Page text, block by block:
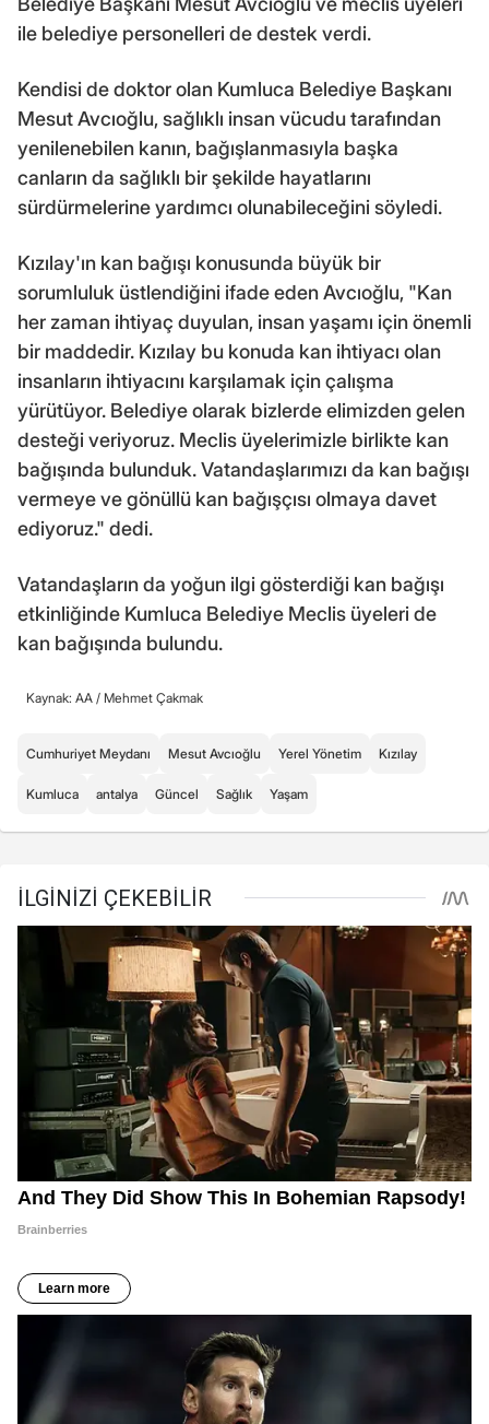
ile belediye personelleri de destek verdi.
Kendisi de doktor olan Kumluca Belediye Başkanı
Mesut Avcıoğlu, sağlıklı insan vücudu tarafından
yenilenebilen kanın, bağışlanmasıyla başka
canların da sağlıklı bir şekilde hayatlarını
sürdürmelerine yardımcı olunabileceğini söyledi.
Kızılay'ın kan bağışı konusunda büyük bir
sorumluluk üstlendiğini ifade eden Avcıoğlu, "Kan
her zaman ihtiyaç duyulan, insan yaşamı için önemli
bir maddedir. Kızılay bu konuda kan ihtiyacı olan
insanların ihtiyacını karşılamak için çalışma
yürütüyor. Belediye olarak bizlerde elimizden gelen
desteği veriyoruz. Meclis üyelerimizle birlikte kan
bağışında bulunduk. Vatandaşlarımızı da kan bağışı
vermeye ve gönüllü kan bağışçısı olmaya davet
ediyoruz." dedi.
Vatandaşların da yoğun ilgi gösterdiği kan bağışı
etkinliğinde Kumluca Belediye Meclis üyeleri de
kan bağışında bulundu.
Kaynak: AA / Mehmet Çakmak
Cumhuriyet Meydanı Mesut Avcıoğlu Yerel Yönetim Kızılay
Kumluca antalya Güncel Sağlık Yaşam